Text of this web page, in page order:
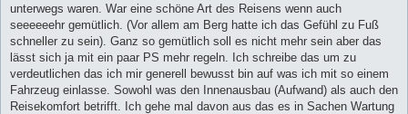
unterwegs waren. War eine schöne Art des Reisens wenn auch
seeeeeehr gemütlich. (Vor allem am Berg hatte ich das Gefühl zu Fuß
schneller zu sein). Ganz so gemütlich soll es nicht mehr sein aber das
lässt sich ja mit ein paar PS mehr regeln. Ich schreibe das um zu
verdeutlichen das ich mir generell bewusst bin auf was ich mit so einem
Fahrzeug einlasse. Sowohl was den Innenausbau (Aufwand) als auch den
Reisekomfort betrifft. Ich gehe mal davon aus das es in Sachen Wartung